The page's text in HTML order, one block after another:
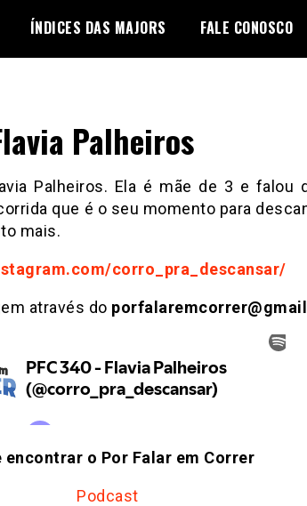
ÍNDICES DAS MAJORS FALE CONOSCO
Palheiros
Palheiros. Ela é mãe de 3 e falou
que é o seu momento para
mais.
corro_pra_descansar/
através do
encontrar o Por Falar em Correr
Podcast